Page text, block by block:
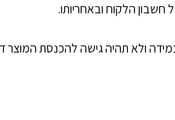
חשבון הלקוח ובאחריותו.
ולא תהיה גישה להכנסת המוצר